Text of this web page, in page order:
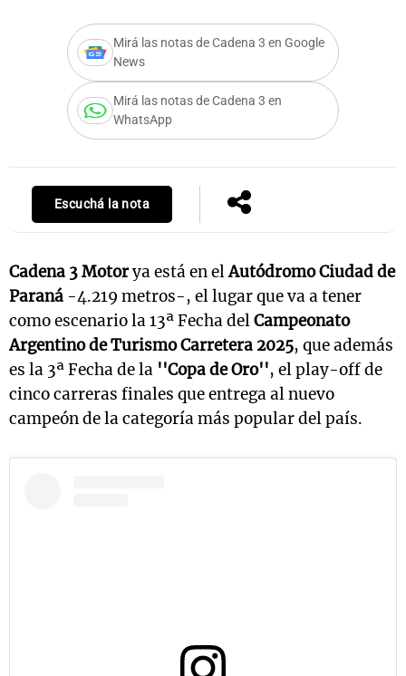
Mirá las notas de Cadena 3 en Google
News
Mirá las notas de Cadena 3 en
WhatsApp
Escuchá la nota
Cadena 3 Motorya está en elAutódromo Ciudad de
Paraná -4.219 metros-, el lugar que va a tener
como escenario la 13ª Fecha delCampeonato
Argentino de Turismo Carretera 2025, que además
es la 3ª Fecha de la ''Copa de Oro'', el play-off de
cinco carreras finales que entrega al nuevo
campeón de la categoría más popular del país.